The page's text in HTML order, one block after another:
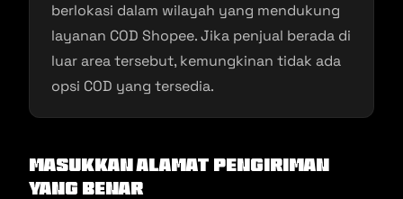
berlokasi dalam wilayah yang mendukung
layanan COD Shopee. Jika penjual berada di
luar area tersebut, kemungkinan tidak ada
opsi COD yang tersedia.
Masukkan Alamat Pengiriman
yang Benar